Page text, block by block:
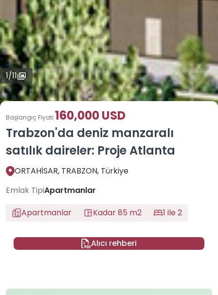
1/11
Trabzon'da deniz manzaralı
satılık daireler: Proje Atlanta
Başlangıç Fiyatı 160,000 USD
ORTAHİSAR, TRABZON, Türkiye
Emlak TipiApartmanlar
Apartmanlar
Kadar 85 m2 1 ile 2
Alıcı rehberi